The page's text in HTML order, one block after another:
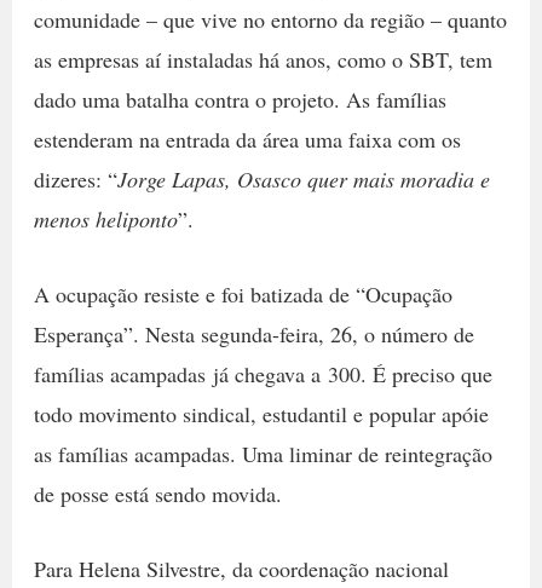
comunidade – que vive no entorno da região – quanto
as empresas aí instaladas há anos, como o SBT, tem
dado uma batalha contra o projeto. As famílias
estenderam na entrada da área uma faixa com os
dizeres: “Jorge Lapas, Osasco quer mais moradia e
menos heliponto”.
A ocupação resiste e foi batizada de “Ocupação
Esperança”. Nesta segunda-feira, 26, o número de
famílias acampadas já chegava a 300. É preciso que
todo movimento sindical, estudantil e popular apóie
as famílias acampadas. Uma liminar de reintegração
de posse está sendo movida.
Para Helena Silvestre, da coordenação nacional